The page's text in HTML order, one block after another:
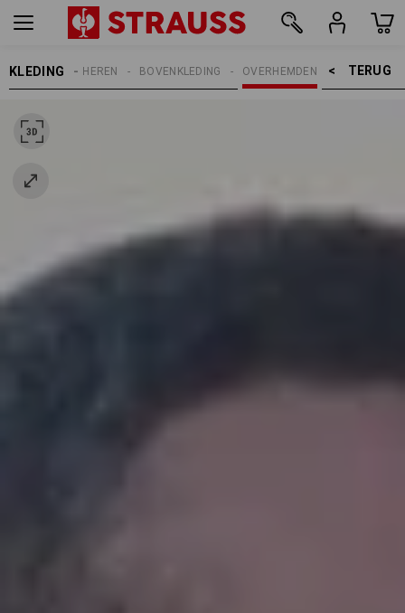
KLEDING TERUG    >
OVERHEMDEN
BOVENKLEDING
HEREN